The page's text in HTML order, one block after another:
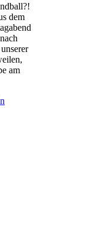
dem
am